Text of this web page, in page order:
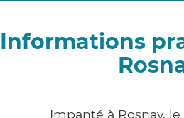
Informations
Impanté à Rosnay,